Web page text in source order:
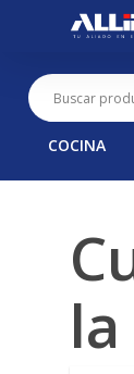
content
COCINA